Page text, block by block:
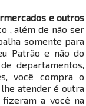
e outros
, além de não ser
somente para
Patrão e não do
departamentos,
você compra o
atender é outra
fizeram a você na